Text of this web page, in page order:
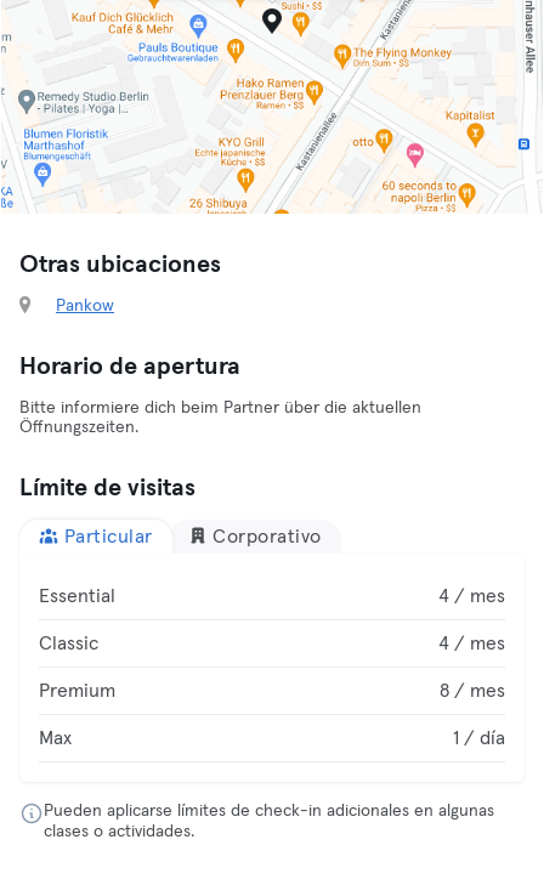
Otras ubicaciones
Pankow
Horario de apertura
Bitte informiere dich beim Partner über die aktuellen
Öffnungszeiten.
Límite de visitas
Particular Corporativo
Essential 4 / mes
Classic 4 / mes
Premium 8 / mes
Max 1 / día
Pueden aplicarse límites de check-in adicionales en algunas
clases o actividades.